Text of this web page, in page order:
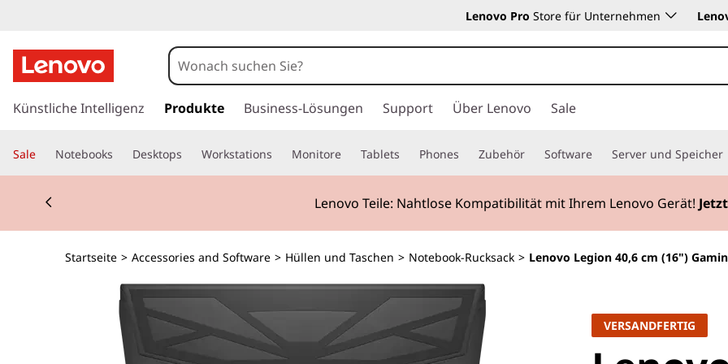
Lenovo Pro Store für Unternehmen
u
a
u
i
Künstliche Intelligenz Produkte Business-Lösungen Support Über Lenovo Sale
Sale Notebooks Desktops Workstations Monitore Tablets Phones Zubehör Software Server und Speicher
Lenovo Teile: Nahtlose Kompatibilität mit Ihrem Lenovo Gerät!
Currently displaying item 2 of 2
Startseite > Accessories and Software > Hüllen und Taschen > Notebook-Rucksack > Lenovo Legion 40,6 cm (16")
VERSANDFERTIG